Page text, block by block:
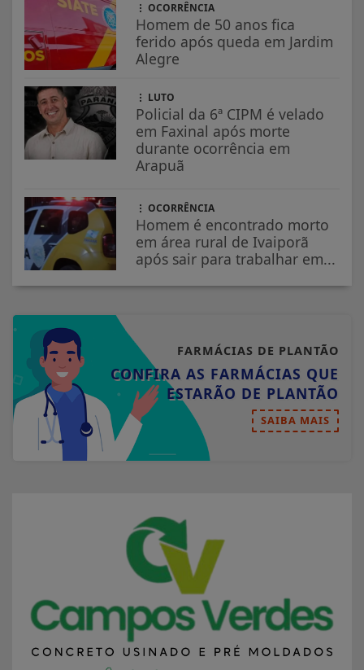
OCORRÊNCIA
Homem de 50 anos fica
ferido após queda em Jardim
Alegre
LUTO
Policial da 6ª CIPM é velado
em Faxinal após morte
durante ocorrência em
Arapuã
OCORRÊNCIA
Homem é encontrado morto
em área rural de Ivaiporã
após sair para trabalhar em...
FARMÁCIAS DE PLANTÃO
CONFIRA AS FARMÁCIAS QUE
ESTARÃO DE PLANTÃO
SAIBA MAIS